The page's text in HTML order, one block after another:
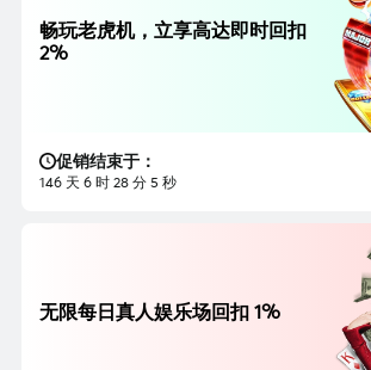
畅玩老虎机，立享高达即时回扣
2%
促销结束于：
146 天 6 时 28 分 3 秒
无限每日真人娱乐场回扣 1%